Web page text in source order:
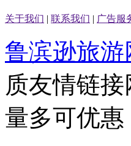
关于我们 | 联系我们 | 广告服
鲁滨逊旅游
质友情链
量多可优惠